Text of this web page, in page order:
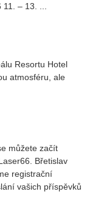
11. – 13. ...
Resortu Hotel
atmosféru, ale
můžete začít
Břetislav
registrační
vašich příspěvků